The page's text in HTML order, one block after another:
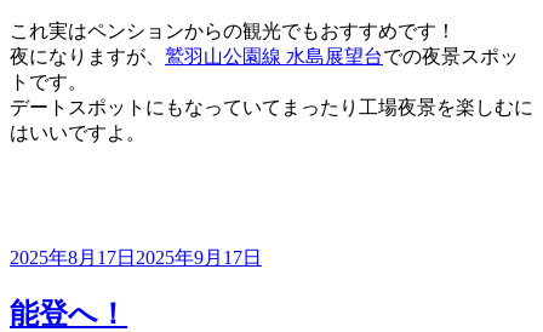
これ実はペンションからの観光でもおすすめです！
夜になりますが、 鷲羽山公園線 水島展望台での夜景スポッ
トです。
デートスポットにもなっていてまったり工場夜景を楽しむに
はいいですよ。
投
日:
2025年8月17日 2025年9月17日
能登へ！